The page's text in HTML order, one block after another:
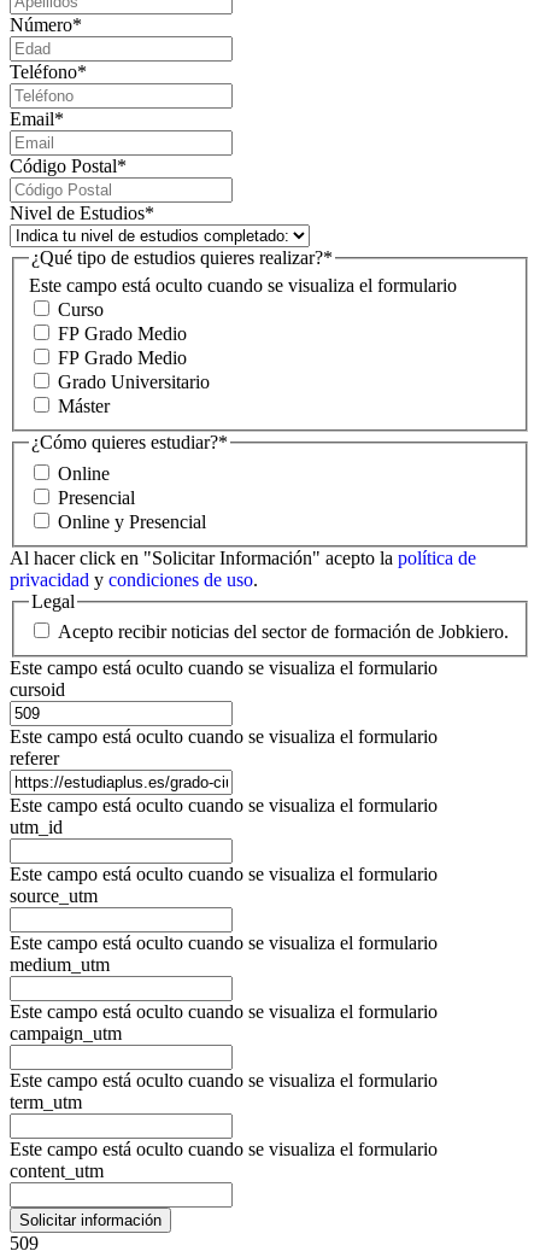
Número*
Teléfono*
Email*
Código Postal*
Nivel de Estudios*
Este campo está oculto cuando se visualiza el formulario
¿Qué tipo de estudios quieres realizar?*
Curso
FP Grado Medio
FP Grado Medio
Grado Universitario
Máster
¿Cómo quieres estudiar?*
Online
Presencial
Online y Presencial
Al hacer click en "Solicitar Información" acepto la política de
privacidad y condiciones de uso.
Legal
Acepto recibir noticias del sector de formación de Jobkiero.
Este campo está oculto cuando se visualiza el formulario
cursoid
Este campo está oculto cuando se visualiza el formulario
referer
Este campo está oculto cuando se visualiza el formulario
utm_id
Este campo está oculto cuando se visualiza el formulario
source_utm
Este campo está oculto cuando se visualiza el formulario
medium_utm
Este campo está oculto cuando se visualiza el formulario
campaign_utm
Este campo está oculto cuando se visualiza el formulario
term_utm
Este campo está oculto cuando se visualiza el formulario
content_utm
509